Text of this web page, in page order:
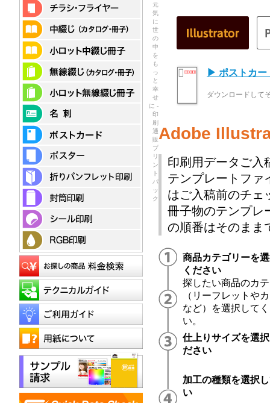
▶ ポストカー
ダウンロードして
Adobe
印刷用データご入
テンプレートファ
はご入稿前のチェ
冊子物のテンプレ
の順番はそのまま
商品カテゴリーを
ください
探したい商品のカ
（リーフレットや
など）を選択して
い。
仕上りサイズを選
ださい
加工の種類を選択
い
元
気
に
世
の
中
を
も
っ
と
幸
せ
に -
印
刷
通
販
プ
リ
ン
ト
パ
ッ
ク